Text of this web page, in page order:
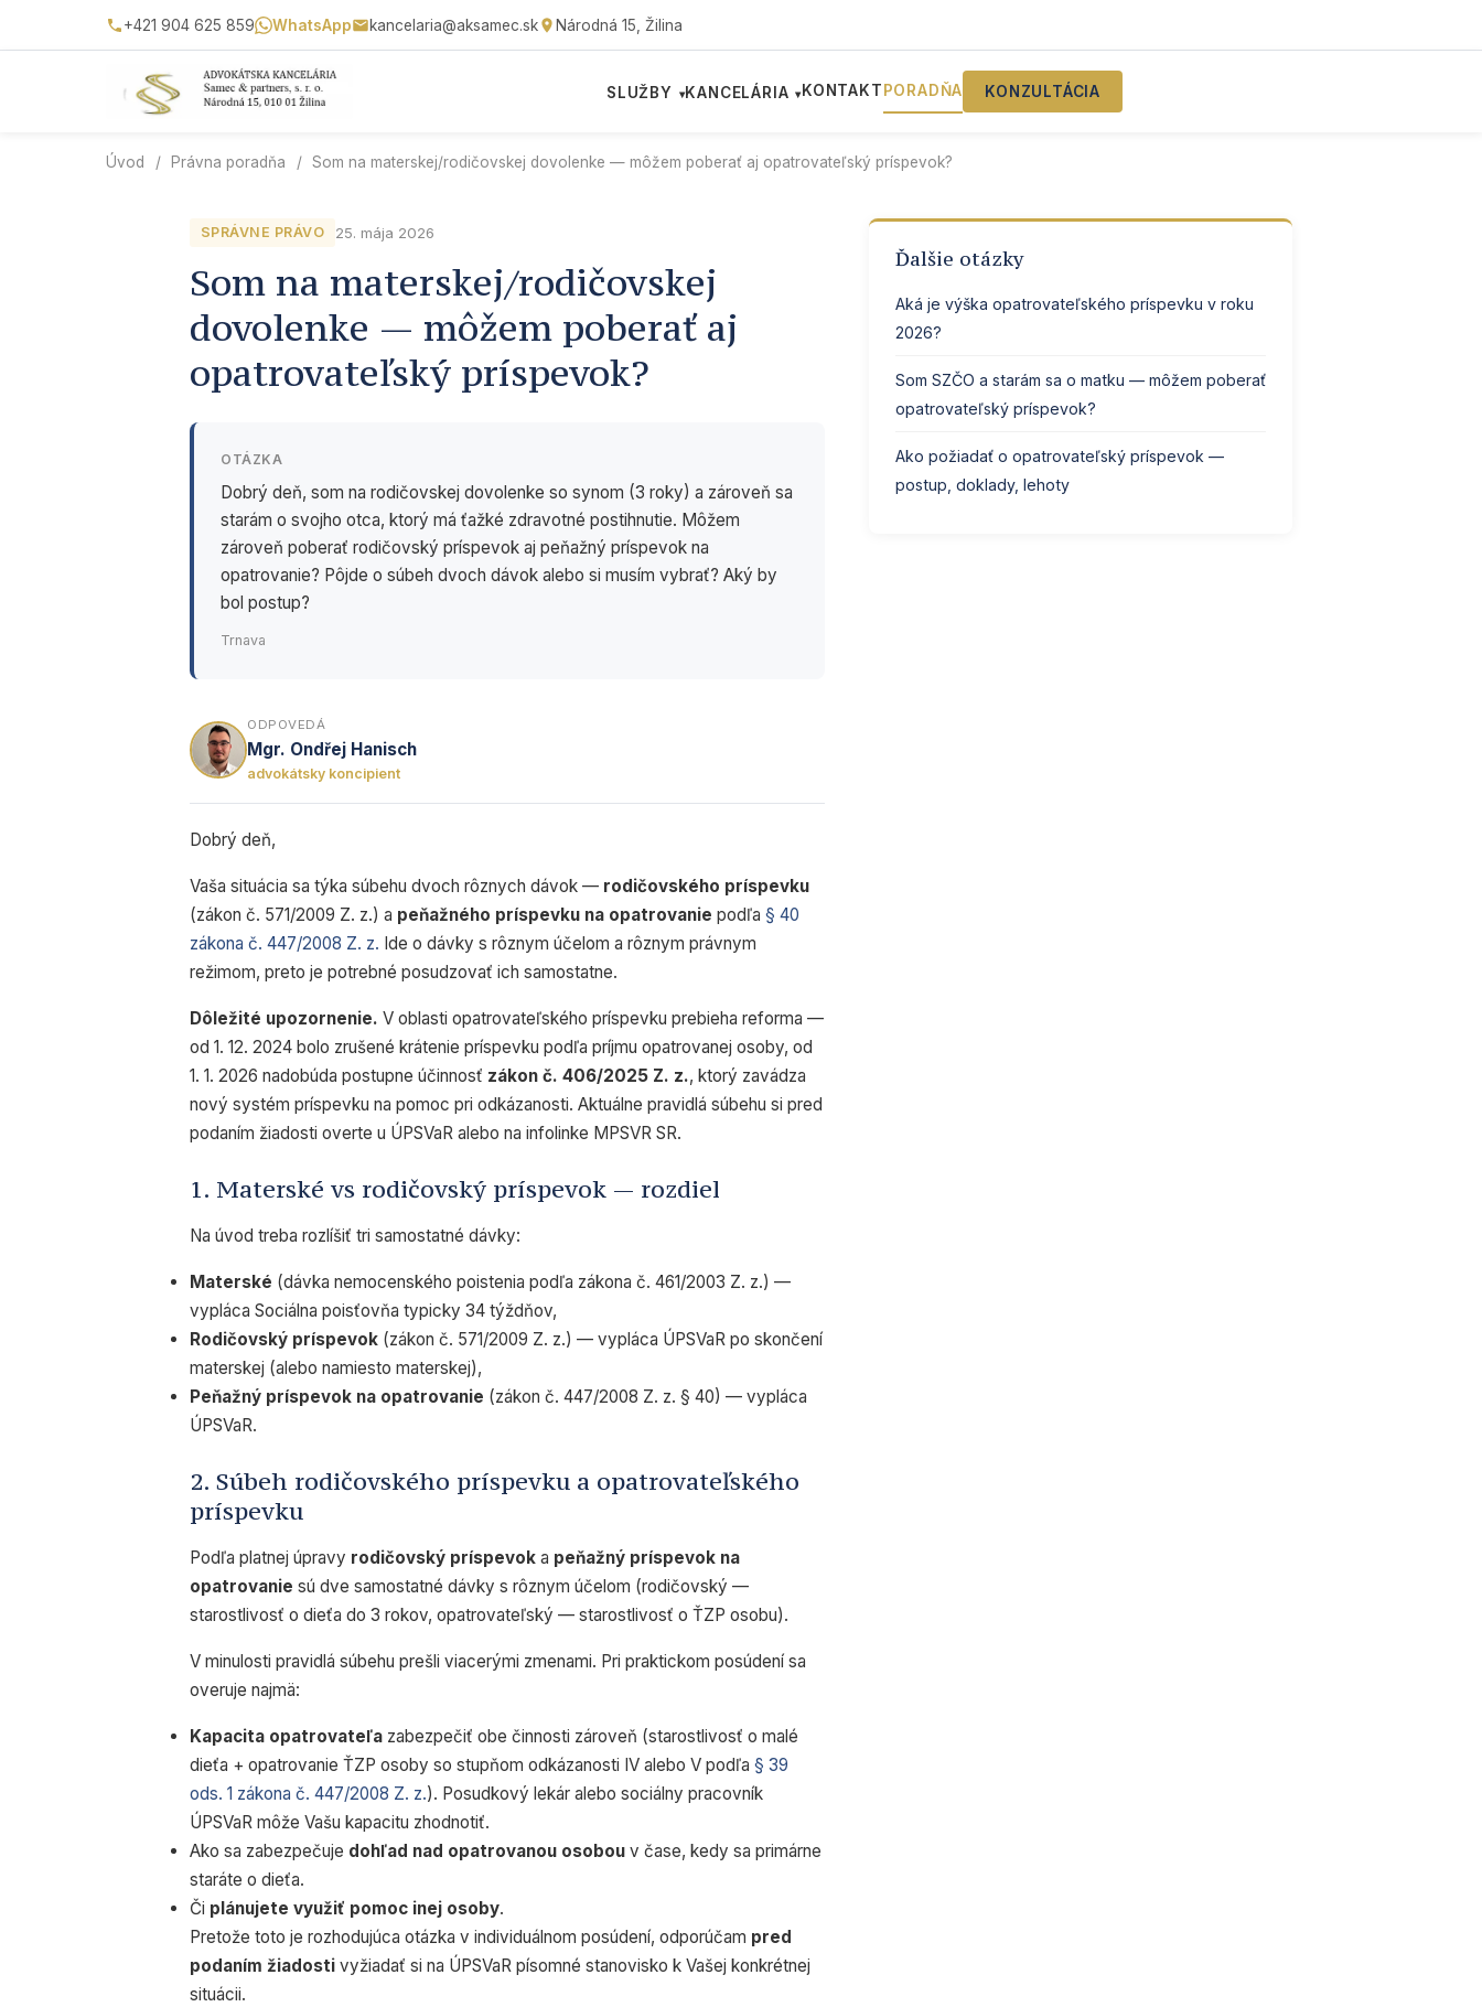
+421 904 625 859 WhatsApp kancelaria@aksamec.sk Národná 15, Žilina
SLUŽBY ▾KANCELÁRIA ▾KONTAKT PORADŇA KONZULTÁCIA
Úvod / Právna poradňa / Som na materskej/rodičovskej dovolenke — môžem poberať aj opatrovateľský príspevok?
SPRÁVNE PRÁVO 25. mája 2026
Som na materskej/rodičovskej
dovolenke — môžem poberať aj
opatrovateľský príspevok?
OTÁZKA
Dobrý deň, som na rodičovskej dovolenke so synom (3 roky) a zároveň sa
starám o svojho otca, ktorý má ťažké zdravotné postihnutie. Môžem
zároveň poberať rodičovský príspevok aj peňažný príspevok na
opatrovanie? Pôjde o súbeh dvoch dávok alebo si musím vybrať? Aký by
bol postup?
Trnava
ODPOVEDÁ
Mgr. Ondřej Hanisch
advokátsky koncipient
Dobrý deň,
Vaša situácia sa týka súbehu dvoch rôznych dávok — rodičovského príspevku
(zákon č. 571/2009 Z. z.) a peňažného príspevku na opatrovanie podľa § 40
zákona č. 447/2008 Z. z. Ide o dávky s rôznym účelom a rôznym právnym
režimom, preto je potrebné posudzovať ich samostatne.
Dôležité upozornenie. V oblasti opatrovateľského príspevku prebieha reforma —
od 1. 12. 2024 bolo zrušené krátenie príspevku podľa príjmu opatrovanej osoby, od
1. 1. 2026 nadobúda postupne účinnosť zákon č. 406/2025 Z. z., ktorý zavádza
nový systém príspevku na pomoc pri odkázanosti. Aktuálne pravidlá súbehu si pred
podaním žiadosti overte u ÚPSVaR alebo na infolinke MPSVR SR.
1. Materské vs rodičovský príspevok — rozdiel
Na úvod treba rozlíšiť tri samostatné dávky:
Materské (dávka nemocenského poistenia podľa zákona č. 461/2003 Z. z.) —
vypláca Sociálna poisťovňa typicky 34 týždňov,
Rodičovský príspevok (zákon č. 571/2009 Z. z.) — vypláca ÚPSVaR po skončení
materskej (alebo namiesto materskej),
Peňažný príspevok na opatrovanie (zákon č. 447/2008 Z. z. § 40) — vypláca
ÚPSVaR.
2. Súbeh rodičovského príspevku a opatrovateľského
príspevku
Podľa platnej úpravy rodičovský príspevok a peňažný príspevok na
opatrovanie sú dve samostatné dávky s rôznym účelom (rodičovský —
starostlivosť o dieťa do 3 rokov, opatrovateľský — starostlivosť o ŤZP osobu).
V minulosti pravidlá súbehu prešli viacerými zmenami. Pri praktickom posúdení sa
overuje najmä:
Kapacita opatrovateľa zabezpečiť obe činnosti zároveň (starostlivosť o malé
dieťa + opatrovanie ŤZP osoby so stupňom odkázanosti IV alebo V podľa § 39
ods. 1 zákona č. 447/2008 Z. z.). Posudkový lekár alebo sociálny pracovník
ÚPSVaR môže Vašu kapacitu zhodnotiť.
Ako sa zabezpečuje dohľad nad opatrovanou osobou v čase, kedy sa primárne
staráte o dieťa.
Či plánujete využiť pomoc inej osoby.
Pretože toto je rozhodujúca otázka v individuálnom posúdení, odporúčam pred
podaním žiadosti vyžiadať si na ÚPSVaR písomné stanovisko k Vašej konkrétnej
situácii.
Ďalšie otázky
Aká je výška opatrovateľského príspevku v roku
2026?
Som SZČO a starám sa o matku — môžem poberať
opatrovateľský príspevok?
Ako požiadať o opatrovateľský príspevok —
postup, doklady, lehoty